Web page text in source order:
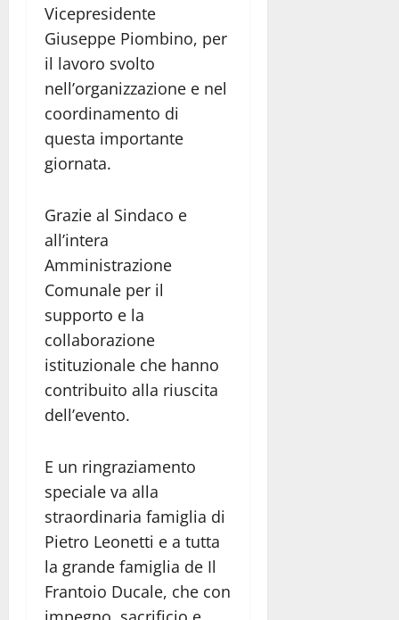
Vicepresidente
Giuseppe Piombino, per
il lavoro svolto
nell’organizzazione e nel
coordinamento di
questa importante
giornata.
Grazie al Sindaco e
all’intera
Amministrazione
Comunale per il
supporto e la
collaborazione
istituzionale che hanno
contribuito alla riuscita
dell’evento.
E un ringraziamento
speciale va alla
straordinaria famiglia di
Pietro Leonetti e a tutta
la grande famiglia de Il
Frantoio Ducale, che con